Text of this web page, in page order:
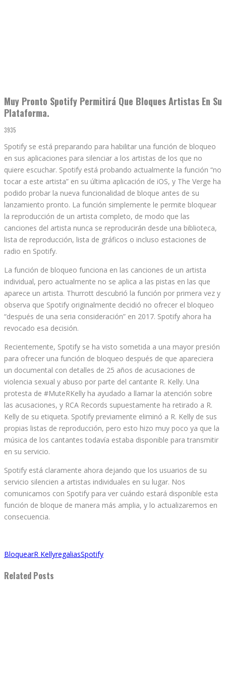
Muy Pronto Spotify Permitirá Que Bloques Artistas En Su
Plataforma.
3935
Spotify se está preparando para habilitar una función de bloqueo
en sus aplicaciones para silenciar a los artistas de los que no
quiere escuchar. Spotify está probando actualmente la función “no
tocar a este artista” en su última aplicación de iOS, y The Verge ha
podido probar la nueva funcionalidad de bloque antes de su
lanzamiento pronto. La función simplemente le permite bloquear
la reproducción de un artista completo, de modo que las
canciones del artista nunca se reproducirán desde una biblioteca,
lista de reproducción, lista de gráficos o incluso estaciones de
radio en Spotify.
La función de bloqueo funciona en las canciones de un artista
individual, pero actualmente no se aplica a las pistas en las que
aparece un artista. Thurrott descubrió la función por primera vez y
observa que Spotify originalmente decidió no ofrecer el bloqueo
“después de una seria consideración” en 2017. Spotify ahora ha
revocado esa decisión.
Recientemente, Spotify se ha visto sometida a una mayor presión
para ofrecer una función de bloqueo después de que apareciera
un documental con detalles de 25 años de acusaciones de
violencia sexual y abuso por parte del cantante R. Kelly. Una
protesta de #MuteRKelly ha ayudado a llamar la atención sobre
las acusaciones, y RCA Records supuestamente ha retirado a R.
Kelly de su etiqueta. Spotify previamente eliminó a R. Kelly de sus
propias listas de reproducción, pero esto hizo muy poco ya que la
música de los cantantes todavía estaba disponible para transmitir
en su servicio.
Spotify está claramente ahora dejando que los usuarios de su
servicio silencien a artistas individuales en su lugar. Nos
comunicamos con Spotify para ver cuándo estará disponible esta
función de bloque de manera más amplia, y lo actualizaremos en
consecuencia.
BloquearR KellyregaliasSpotify
Related Posts